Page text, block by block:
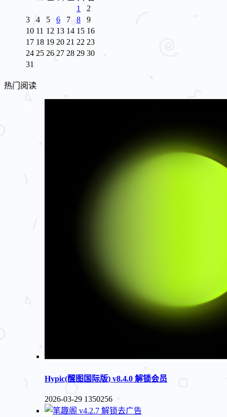
1
2
3
4 5 6 7 8
9
10 11 12 13 14 15 16
17 18 19 20 21 22 23
24 25 26 27 28 29 30
31
热门阅读
Hypic(醒图国际版) v8.4.0 解锁会员
2026-03-29 1350256